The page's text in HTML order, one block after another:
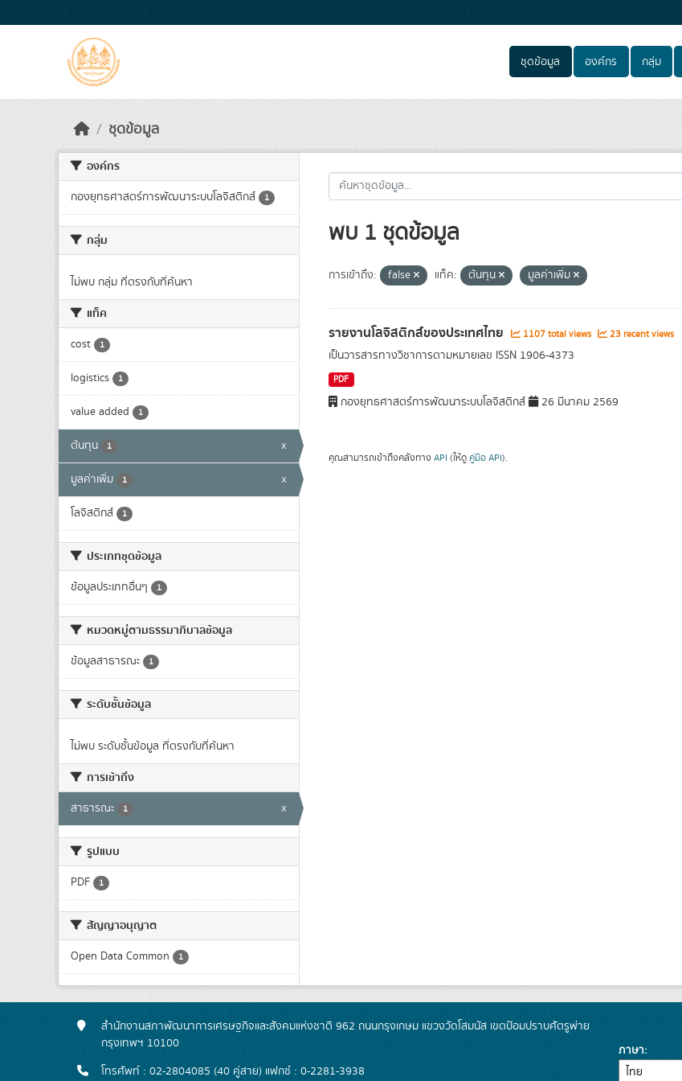
ชุดข้อมูล องค์กร กลุ่ม
ชุดข้อมูล
องค์กร
กองยุทธศาสตร์การพัฒนาระบบโลจิสติกส์ 1
กลุ่ม
ไม่พบ กลุ่ม ที่ตรงกับที่ค้นหา
แท็ค
cost 1
logistics 1
value added 1
ต้นทุน 1 x
มูลค่าเพิ่ม 1 x
โลจิสติกส์ 1
ประเภทชุดข้อมูล
ข้อมูลประเภทอื่นๆ 1
หมวดหมู่ตามธรรมาภิบาลข้อมูล
ข้อมูลสาธารณะ 1
ระดับชั้นข้อมูล
ไม่พบ ระดับชั้นข้อมูล ที่ตรงกับที่ค้นหา
การเข้าถึง
สาธารณะ 1 x
รูปแบบ
PDF 1
สัญญาอนุญาต
Open Data Common 1
พบ 1 ชุดข้อมูล
การเข้าถึง: false แท็ค: ต้นทุน มูลค่าเพิ่ม
รายงานโลจิสติกส์ของประเทศไทย 1107 total views 23 recent views
เป็นวารสารทางวิชาการตามหมายเลข ISSN 1906-4373
PDF
กองยุทธศาสตร์การพัฒนาระบบโลจิสติกส์ 26 มีนาคม 2569
คุณสามารถเข้าถึงคลังทาง API (ให้ดู คู่มือ API).
สำนักงานสภาพัฒนาการเศรษฐกิจและสังคมแห่งชาติ 962 ถนนกรุงเกษม แขวงวัดโสมนัส เขตป้อมปราบศัตรูพ่าย
กรุงเทพฯ 10100
โทรศัพท์ : 02-2804085 (40 คู่สาย) แฟกซ์ : 0-2281-3938
ภาษา